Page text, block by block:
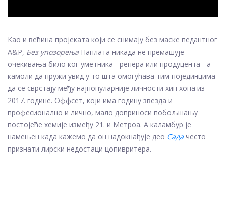
Као и већина пројеката који се снимају без маске педантног
А&Р, Без упозорења Наплата никада не премашује
очекивања било ког уметника - репера или продуцента - а
камоли да пружи увид у то шта омогућава тим појединцима
да се сврстају међу најпопуларније личности хип хопа из
2017. године. Оффсет, који има годину звезда и
професионално и лично, мало доприноси побољшању
постојеће хемије између 21. и Метроа. А каламбур је
намењен када кажемо да он надокнађује део Сада често
признати лирски недостаци цопивритера.